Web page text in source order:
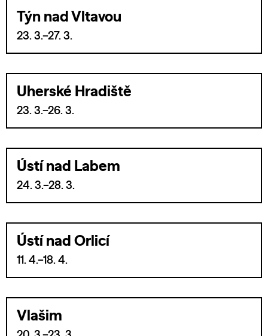
Týn nad Vltavou
23. 3.–27. 3.
Uherské Hradiště
23. 3.–26. 3.
Ústí nad Labem
24. 3.–28. 3.
Ústí nad Orlicí
11. 4.–18. 4.
Vlašim